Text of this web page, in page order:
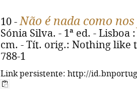
10 -Não é nada como
Sónia Silva. - 1ª ed. - Lisboa
cm. - Tít. orig.: Nothing like
788-1
Link persistente: http://